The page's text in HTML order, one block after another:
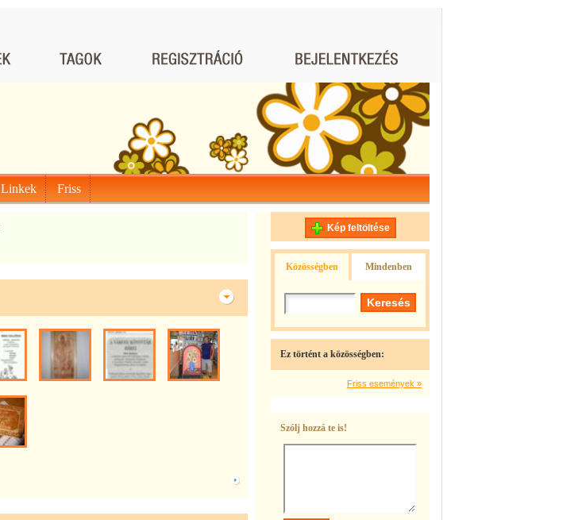
Linkek Friss
Kép feltöltése
Közösségben Mindenben
Ez történt a közösségben:
Friss események »
Szólj hozzá te is!